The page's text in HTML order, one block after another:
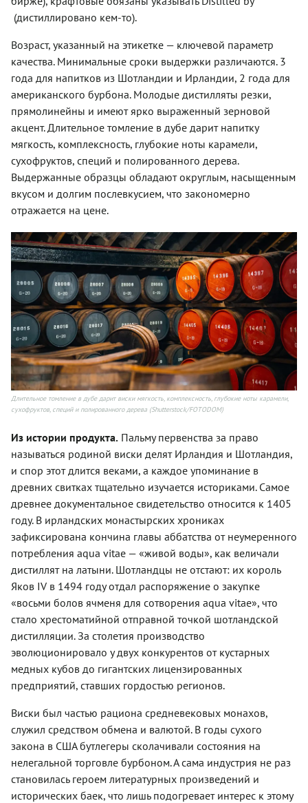
(дистиллировано кем-то).
Возраст, указанный на этикетке — ключевой параметр
качества. Минимальные сроки выдержки различаются. 3
года для напитков из Шотландии и Ирландии, 2 года для
американского бурбона. Молодые дистилляты резки,
прямолинейны и имеют ярко выраженный зерновой
акцент. Длительное томление в дубе дарит напитку
мягкость, комплексность, глубокие ноты карамели,
сухофруктов, специй и полированного дерева.
Выдержанные образцы обладают округлым, насыщенным
вкусом и долгим послевкусием, что закономерно
отражается на цене.
Длительное томление в дубе дарит виски мягкость, комплексность, глубокие ноты карамели,
сухофруктов, специй и полированного дерева (Shutterstock/FOTODOM)
Из истории продукта. Пальму первенства за право
называться родиной виски делят Ирландия и Шотландия,
и спор этот длится веками, а каждое упоминание в
древних свитках тщательно изучается историками. Самое
древнее документальное свидетельство относится к 1405
году. В ирландских монастырских хрониках
зафиксирована кончина главы аббатства от неумеренного
потребления aqua vitae — «живой воды», как величали
дистиллят на латыни. Шотландцы не отстают: их король
Яков IV в 1494 году отдал распоряжение о закупке
«восьми болов ячменя для сотворения aqua vitae», что
стало хрестоматийной отправной точкой шотландской
дистилляции. За столетия производство
эволюционировало у двух конкурентов от кустарных
медных кубов до гигантских лицензированных
предприятий, ставших гордостью регионов.
Виски был частью рациона средневековых монахов,
служил средством обмена и валютой. В годы сухого
закона в США бутлегеры сколачивали состояния на
нелегальной торговле бурбоном. А сама индустрия не раз
становилась героем литературных произведений и
исторических баек, что лишь подогревает интерес к этому